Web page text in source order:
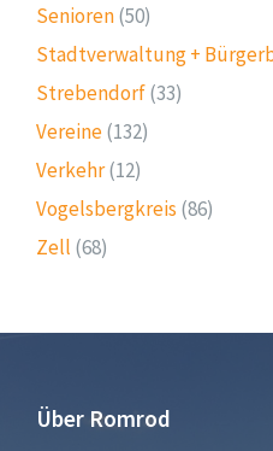
Senioren(50)
Stadtverwaltung +
Strebendorf(33)
Vereine(132)
Verkehr(12)
Vogelsbergkreis (86)
Zell (68)
Über Romrod